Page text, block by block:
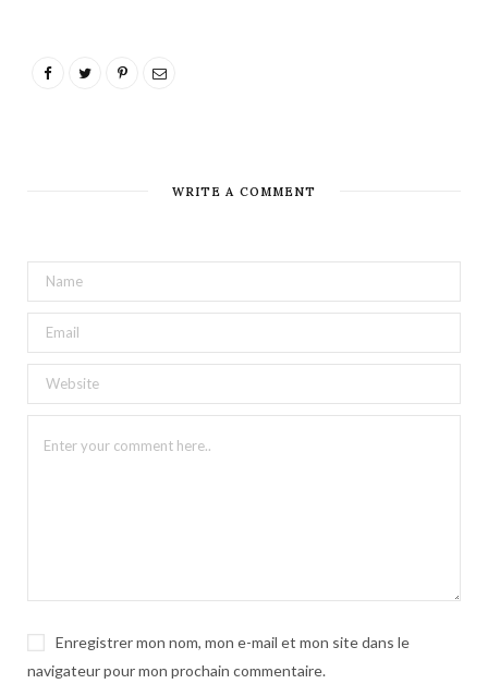
WRITE A COMMENT
Enregistrer mon nom, mon e-mail et mon site dans le
navigateur pour mon prochain commentaire.